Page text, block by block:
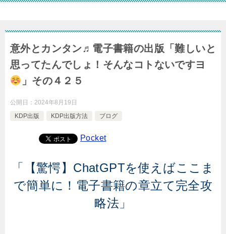
意外とカンタン♬電子書籍の出版「難しいと
思ってたんでしょ！そんなコトないですヨ
」その４２５
公開日： 2024年8月19日
KDP出版
KDP出版方法 ブログ
Pocket
「【驚愕】ChatGPTを使えばここま
で簡単に！電子書籍の章立て完全攻
略法」